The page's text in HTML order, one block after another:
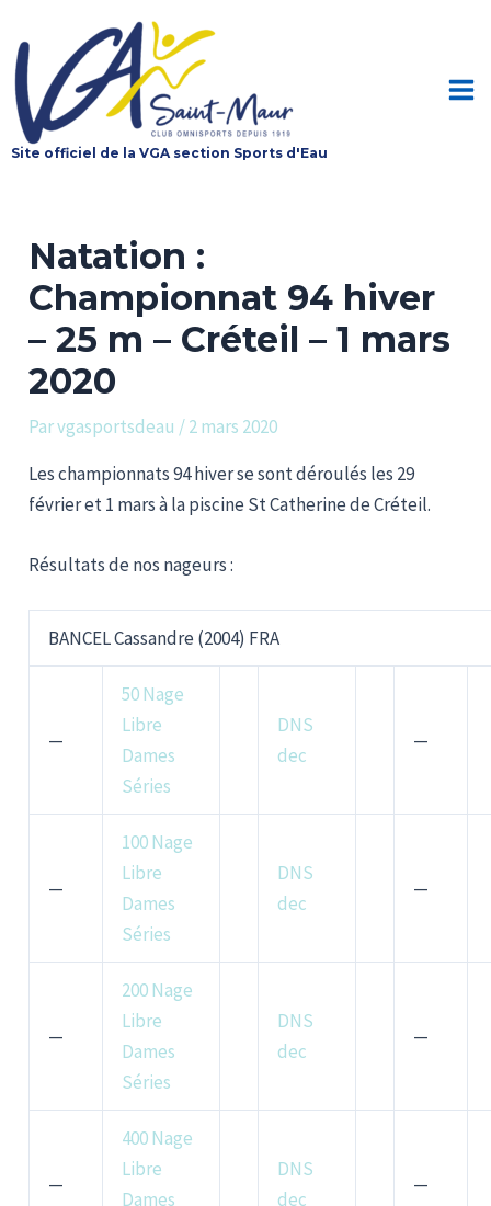
au
contenu
Site officiel de la VGA section Sports d'Eau
Natation :
Championnat 94 hiver
– 25 m – Créteil – 1 mars
2020
Parvgasportsdeau /2 mars 2020
Les championnats 94 hiver se sont déroulés les 29
février et 1 mars à la piscine St Catherine de Créteil.
Résultats de nos nageurs :
BANCEL Cassandre (2004) FRA
—
50 Nage
Libre
Dames
Séries
DNS
dec
—
—
100 Nage
Libre
Dames
Séries
DNS
dec
—
—
200 Nage
Libre
Dames
Séries
DNS
dec
—
—
400 Nage
Libre
Dames
DNS
dec
—